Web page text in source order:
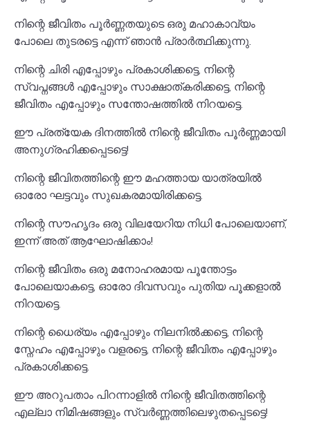
നിന്റെ ജീവിതം പൂർണ്ണതയുടെ ഒരു മഹാകാവ്യം
പോലെ തുടരട്ടെ എന്ന് ഞാൻ പ്രാർത്ഥിക്കുന്നു.
നിന്റെ ചിരി എപ്പോഴും പ്രകാശിക്കട്ടെ, നിന്റെ
സ്വപ്നങ്ങൾ എപ്പോഴും സാക്ഷാത്കരിക്കട്ടെ, നിന്റെ
ജീവിതം എപ്പോഴും സന്തോഷത്തിൽ നിറയട്ടെ.
ഈ പ്രത്യേക ദിനത്തിൽ നിന്റെ ജീവിതം പൂർണ്ണമായി
അനുഗ്രഹിക്കപ്പെടട്ടെ!
നിന്റെ ജീവിതത്തിന്റെ ഈ മഹത്തായ യാത്രയിൽ
ഓരോ ഘട്ടവും സുഖകരമായിരിക്കട്ടെ.
നിന്റെ സൗഹൃദം ഒരു വിലയേറിയ നിധി പോലെയാണ്,
ഇന്ന് അത് ആഘോഷിക്കാം!
നിന്റെ ജീവിതം ഒരു മനോഹരമായ പൂന്തോട്ടം
പോലെയാകട്ടെ, ഓരോ ദിവസവും പുതിയ പൂക്കളാൽ
നിറയട്ടെ.
നിന്റെ ധൈര്യം എപ്പോഴും നിലനിൽക്കട്ടെ, നിന്റെ
സ്നേഹം എപ്പോഴും വളരട്ടെ, നിന്റെ ജീവിതം എപ്പോഴും
പ്രകാശിക്കട്ടെ.
ഈ അറുപതാം പിറന്നാളിൽ നിന്റെ ജീവിതത്തിന്റെ
എല്ലാ നിമിഷങ്ങളും സ്വർണ്ണത്തിലെഴുതപ്പെടട്ടെ!